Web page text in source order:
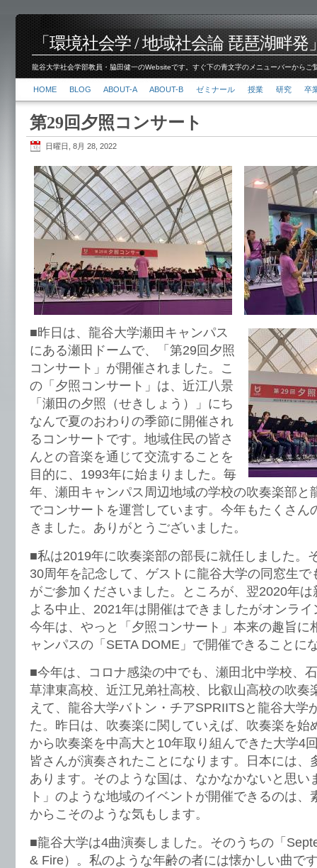
「環境社会学 / 地域社会論 琵琶湖畔発
龍谷大学社会学部教員・脇田健一のWebsiteです。すぐ下の青文字のメニューバーから
HOME BLOG ABOUT-A ABOUT-B ゼミナール 授業 研究 卒
第29回夕照コンサート
日曜日, 8月 28, 2022
■昨日は、龍谷大学瀬田キャンパス
にある瀬田ドームで、「第29回夕照
コンサート」が開催されました。こ
の「夕照コンサート」は、近江八景
「瀬田の夕照（せきしょう）」にち
なんで夏のおわりの季節に開催され
るコンサートです。地域住民の皆さ
んとの音楽を通じて交流することを
目的に、1993年に始まりました。毎
年、瀬田キャンパス周辺地域の学校の吹奏楽部と
でコンサートを運営しています。今年もたくさん
きました。ありがとうございました。
■私は2019年に吹奏楽部の部長に就任しました。
30周年を記念して、ゲストに龍谷大学の同窓生
がご参加くださいました。ところが、翌2020年
よる中止、2021年は開催はできましたがオンラ
今年は、やっと「夕照コンサート」本来の趣旨に
ャンパスの「SETA DOME」で開催できることに
■今年は、コロナ感染の中でも、瀬田北中学校、
草津東高校、近江兄弟社高校、比叡山高校の吹奏
えて、龍谷大学バトン・チアSPRIITSと龍谷大学
た。昨日は、吹奏楽に関していえば、吹奏楽を始
から吹奏楽を中高大と10年取り組んできた大学4
皆さんが演奏されたことになります。日本には、
あります。そのような国は、なかなかないと思い
ト」のような地域のイベントが開催できるのは
からこそのような気もします。
■龍谷大学は4曲演奏しました。そのうちの「
& Fire）。私のような年齢の者には懐かしい曲で